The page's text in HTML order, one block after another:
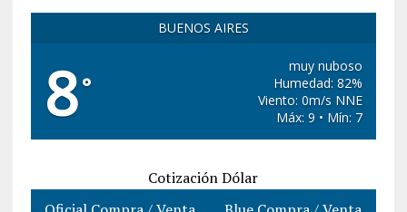
BUENOS AIRES
8°
muy nuboso
Humedad: 82%
Viento: 0m/s NNE
Máx: 9 • Mín: 7
Cotización Dólar